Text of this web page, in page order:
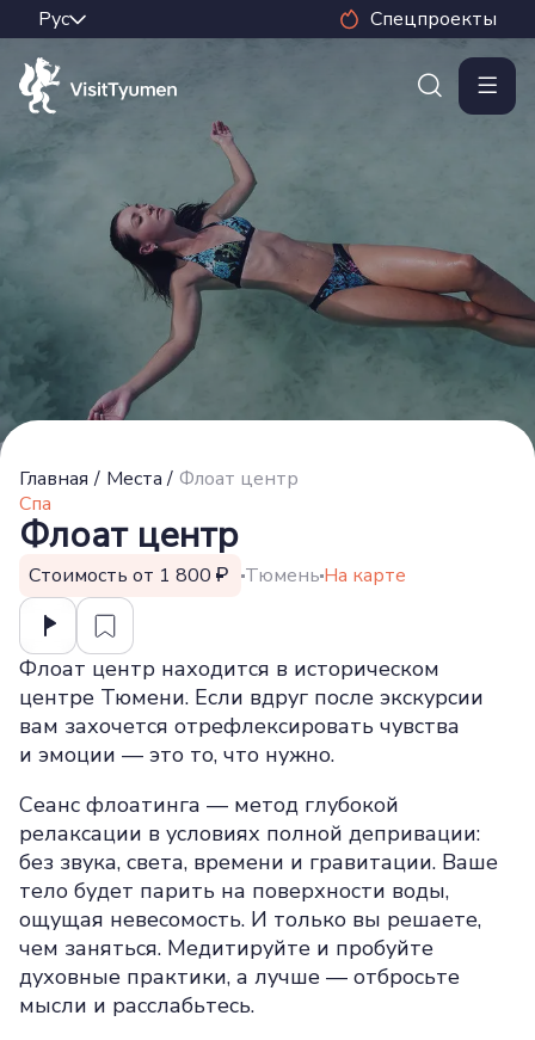
Спецпроекты
Главная / Места / Флоат центр
Спа
Флоат центр
Стоимость от 1 800 ТюменьНа карте
Флоат центр находится в историческом
центре Тюмени. Если вдруг после экскурсии
вам захочется отрефлексировать чувства
и эмоции — это то, что нужно.
Сеанс флоатинга — метод глубокой
релаксации в условиях полной депривации:
без звука, света, времени и гравитации. Ваше
тело будет парить на поверхности воды,
ощущая невесомость. И только вы решаете,
чем заняться. Медитируйте и пробуйте
духовные практики, а лучше — отбросьте
мысли и расслабьтесь.